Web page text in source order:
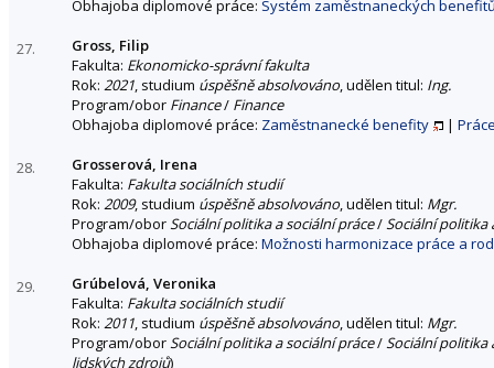
Obhajoba diplomové práce: Systém zaměstnaneckých
27.
Gross, Filip
Fakulta: Ekonomicko-správní fakulta
Rok: 2021, studium úspěšně absolvováno, udělen titul: Ing.
Program/obor Finance/ Finance
Obhajoba diplomové práce: Zaměstnanecké benefity |
28.
Grosserová, Irena
Fakulta: Fakulta sociálních studií
Rok: 2009, studium úspěšně absolvováno, udělen titul: Mgr.
Program/oborSociální politika a sociální práce/Sociální politika
Obhajoba diplomové práce: Možnosti harmonizace práce a
29.
Grúbelová, Veronika
Fakulta: Fakulta sociálních studií
Rok: 2011, studium úspěšně absolvováno, udělen titul: Mgr.
Program/oborSociální politika a sociální práce/Sociální politika
lidských zdrojů)